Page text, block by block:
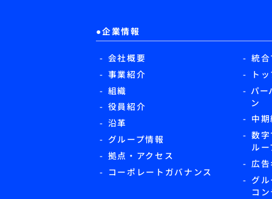
企業情報
会社概要
事業紹介
組織
役員紹介
沿革
グループ情報
拠点・アクセス
コーポレートガバナンス
統
ト
パー
ン
中
数
ルー
広
グ
コ